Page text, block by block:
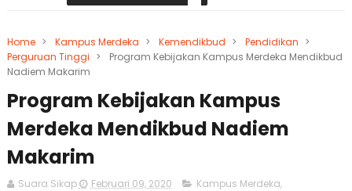
Home > Kampus Merdeka > Kemendikbud > Pendidikan >
Perguruan Tinggi >
Program Kebijakan Kampus Merdeka Mendikbud
Nadiem Makarim
Program Kebijakan Kampus
Merdeka Mendikbud Nadiem
Makarim
Suara Sikap Februari 09, 2020 Kampus Merdeka,